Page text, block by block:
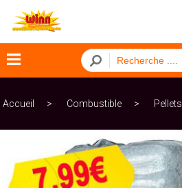
Combustible
Accueil Combustible Pellets